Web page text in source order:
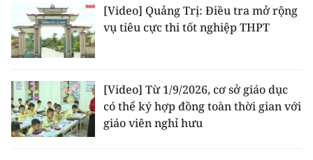
[Video] Quảng Trị: Điều tra mở rộng
vụ tiêu cực thi tốt nghiệp THPT
[Video] Từ 1/9/2026, cơ sở giáo dục
có thể ký hợp đồng toàn thời gian với
giáo viên nghỉ hưu